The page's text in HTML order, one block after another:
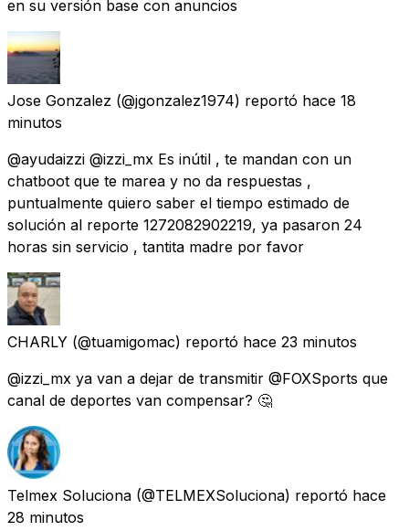
en su versión base con anuncios
Jose Gonzalez (@jgonzalez1974) reportó hace 18
minutos
@ayudaizzi @izzi_mx Es inútil , te mandan con un
chatboot que te marea y no da respuestas ,
puntualmente quiero saber el tiempo estimado de
solución al reporte 1272082902219, ya pasaron 24
horas sin servicio , tantita madre por favor
CHARLY (@tuamigomac) reportó hace 23 minutos
@izzi_mx ya van a dejar de transmitir @FOXSports que
canal de deportes van compensar? 🤔
Telmex Soluciona (@TELMEXSoluciona) reportó hace
28 minutos